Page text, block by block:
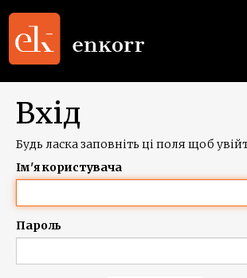
Вхід
Будь ласка заповніть ці поля щоб
Ім'я користувача
Пароль